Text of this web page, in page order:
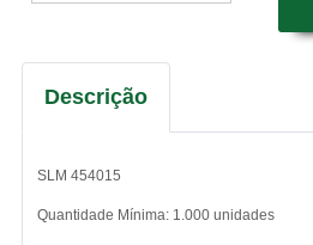
Descrição
SLM 454015
Quantidade Mínima: 1.000 unidades